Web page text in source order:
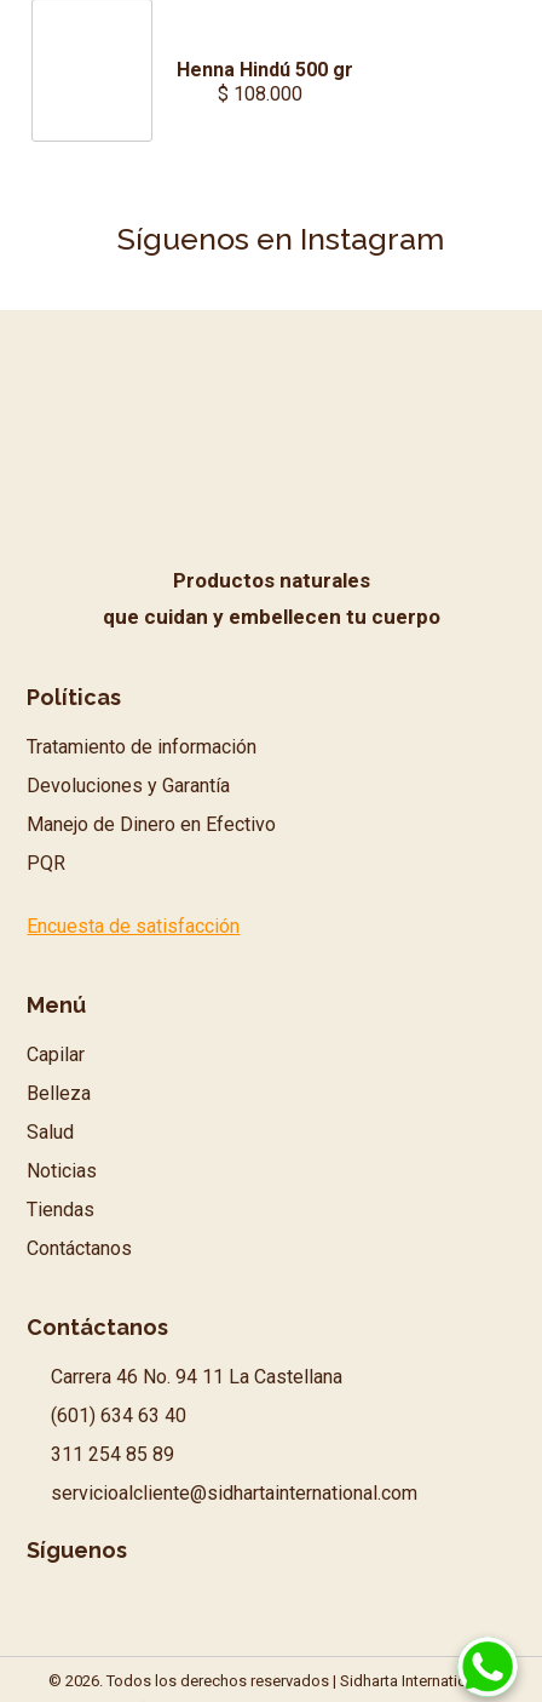
Henna Hindú 500 gr
$ 108.000
Síguenos en Instagram
Productos naturales
que cuidan y embellecen tu cuerpo
Políticas
Tratamiento de información
Devoluciones y Garantía
Manejo de Dinero en Efectivo
PQR
Encuesta de satisfacción
Menú
Capilar
Belleza
Salud
Noticias
Tiendas
Contáctanos
Contáctanos
Carrera 46 No. 94 11 La Castellana
(601) 634 63 40
311 254 85 89
servicioalcliente@sidhartainternational.com
Síguenos
© 2026. Todos los derechos reservados | Sidharta International |